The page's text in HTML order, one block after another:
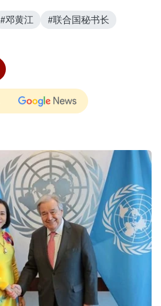
#邓黄江
#联合国秘书长